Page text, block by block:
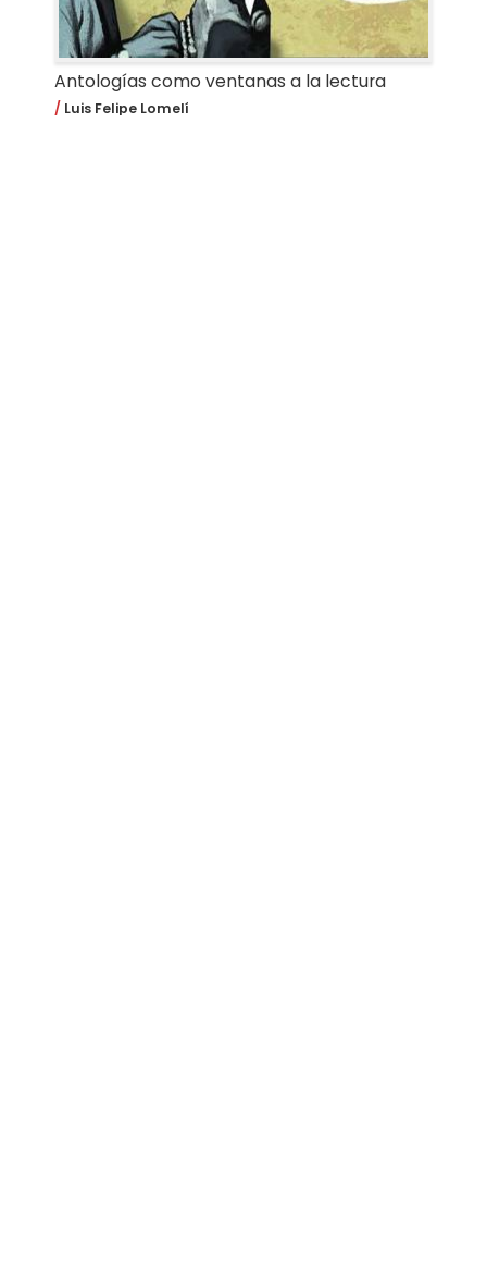
Antologías como ventanas a la lectura
Luis Felipe Lomelí